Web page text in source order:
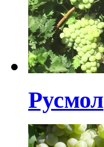
Русмол